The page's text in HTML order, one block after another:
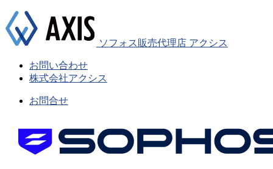
ソフォス販売代理店 アクシス
お問い合わせ
株式会社アクシス
お問合せ